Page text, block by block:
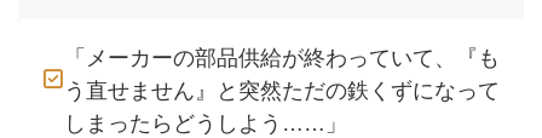
「メーカーの部品供給が終わっていて、『も
う直せません』と突然ただの鉄くずになって
しまったらどうしよう……」